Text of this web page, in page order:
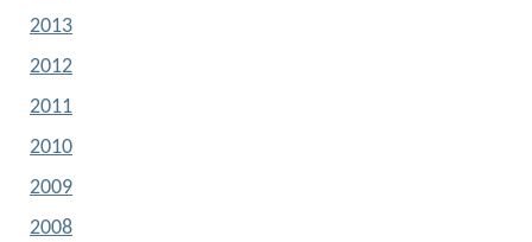
2013
2012
2011
2010
2009
2008